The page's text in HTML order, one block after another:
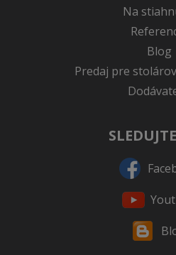
Na
Blog
Predaj pre